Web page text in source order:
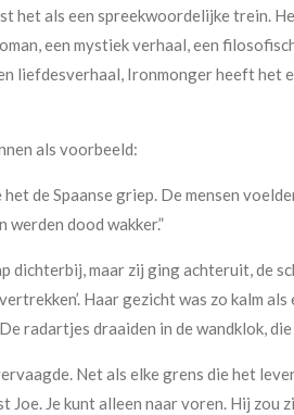
het als een spreekwoordelijke trein.
een mystiek verhaal, een
liefdesverhaal, Ironmonger heeft het
als voorbeeld:
het de Spaanse griep. De mensen
werden dood wakker.”
dichterbij, maar zij ging achteruit, de
Haar gezicht was zo kalm als
radartjes draaiden in de wandklok,
Net als elke grens die het
Joe. Je kunt alleen naar voren. Hij zou